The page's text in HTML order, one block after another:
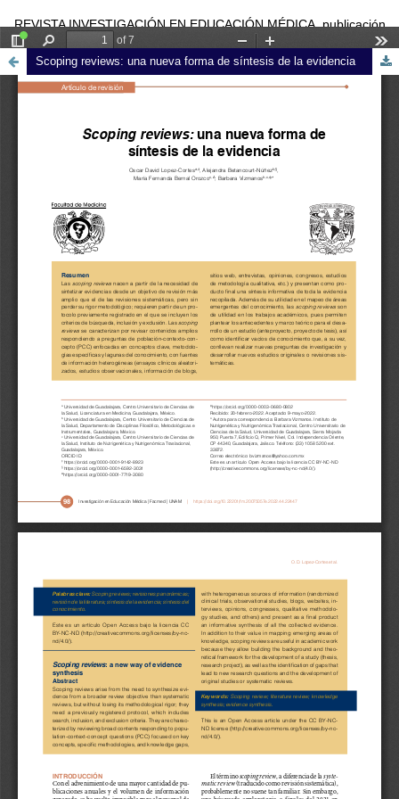
REVISTA INVESTIGACIÓN EN EDUCACIÓN MÉDICA, publicación
trimestral editada por la Universidad Nacional Autónoma de México
Scoping reviews: una nueva forma de síntesis de la evidencia